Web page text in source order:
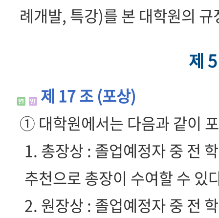
례개발, 특강)를 본 대학원의
제
제 17 조 (포상)
① 대학원에서는 다음과 같이
1. 총장상 : 졸업예정자 중 전
추천으로 총장이 수여할 수 있
2. 원장상 : 졸업예정자 중 전